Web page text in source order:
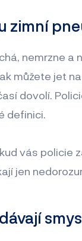
zimní
nemrzne a
můžete jet
dovolí.
definici.
vás policie
jen